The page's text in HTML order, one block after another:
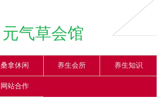
元气草会馆
桑拿休闲 养生会所 养生知识
网站合作